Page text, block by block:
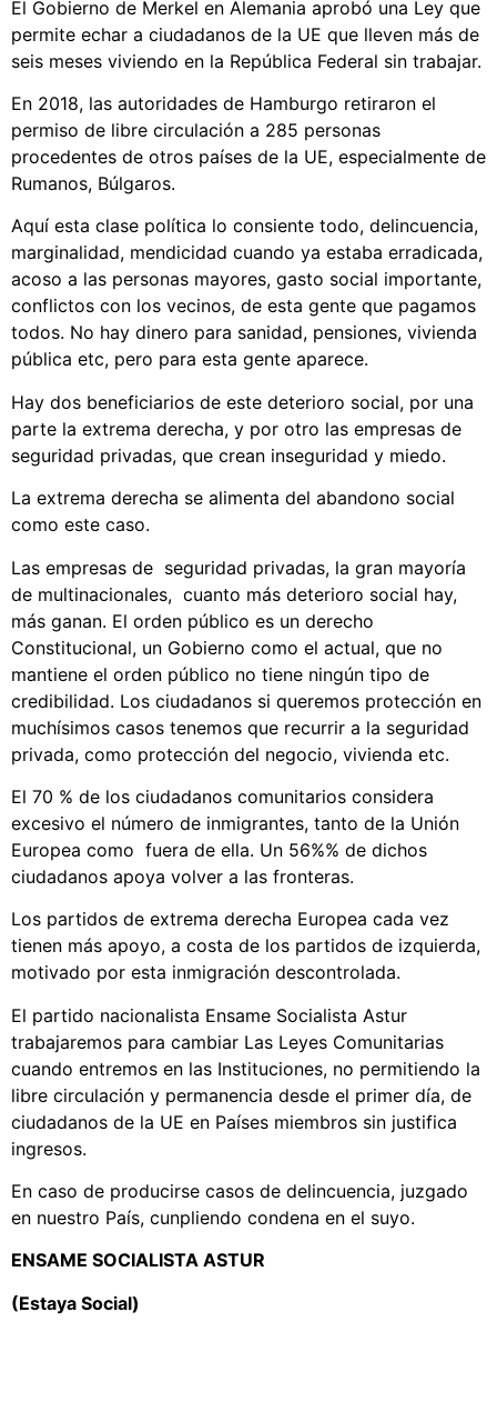
El Gobierno de Merkel en Alemania aprobó una Ley que
permite echar a ciudadanos de la UE que lleven más de
seis meses viviendo en la República Federal sin trabajar.
En 2018, las autoridades de Hamburgo retiraron el
permiso de libre circulación a 285 personas
procedentes de otros países de la UE, especialmente de
Rumanos, Búlgaros.
Aquí esta clase política lo consiente todo, delincuencia,
marginalidad, mendicidad cuando ya estaba erradicada,
acoso a las personas mayores, gasto social importante,
conflictos con los vecinos, de esta gente que pagamos
todos. No hay dinero para sanidad, pensiones, vivienda
pública etc, pero para esta gente aparece.
Hay dos beneficiarios de este deterioro social, por una
parte la extrema derecha, y por otro las empresas de
seguridad privadas, que crean inseguridad y miedo.
La extrema derecha se alimenta del abandono social
como este caso.
Las empresas de seguridad privadas, la gran mayoría
de multinacionales, cuanto más deterioro social hay,
más ganan. El orden público es un derecho
Constitucional, un Gobierno como el actual, que no
mantiene el orden público no tiene ningún tipo de
credibilidad. Los ciudadanos si queremos protección en
muchísimos casos tenemos que recurrir a la seguridad
privada, como protección del negocio, vivienda etc.
El 70 % de los ciudadanos comunitarios considera
excesivo el número de inmigrantes, tanto de la Unión
Europea como fuera de ella. Un 56%% de dichos
ciudadanos apoya volver a las fronteras.
Los partidos de extrema derecha Europea cada vez
tienen más apoyo, a costa de los partidos de izquierda,
motivado por esta inmigración descontrolada.
El partido nacionalista Ensame Socialista Astur
trabajaremos para cambiar Las Leyes Comunitarias
cuando entremos en las Instituciones, no permitiendo la
libre circulación y permanencia desde el primer día, de
ciudadanos de la UE en Países miembros sin justifica
ingresos.
En caso de producirse casos de delincuencia, juzgado
en nuestro País, cunpliendo condena en el suyo.
ENSAME SOCIALISTA ASTUR
(Estaya Social)